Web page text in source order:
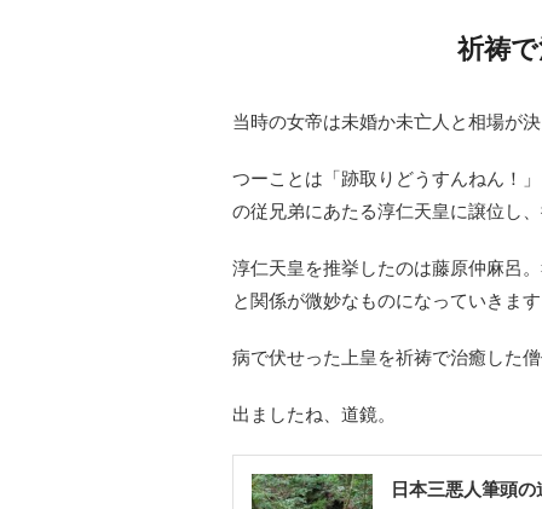
祈祷
当時の女帝は未婚か未亡人と相場が
つーことは「跡取りどうすんねん！
の従兄弟にあたる淳仁天皇に譲位し
淳仁天皇を推挙したのは藤原仲麻呂
と関係が微妙なものになっていきま
病で伏せった上皇を祈祷で治癒した
出ましたね、道鏡。
日本三悪人筆頭